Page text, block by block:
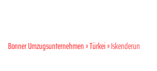
Bonner Umzugsunternehmen»Türkei» Iskenderun